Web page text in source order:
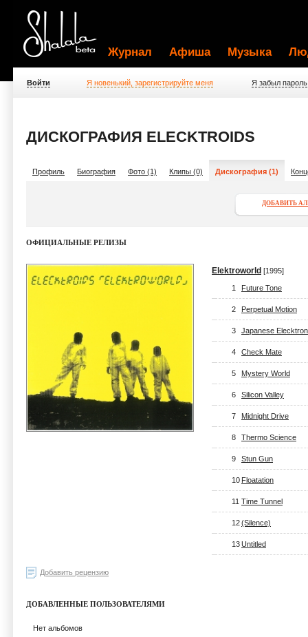
Журнал Афиша Музыка
Войти Я новенький, зарегистрируйте меня Я забыл пароль
ДИСКОГРАФИЯ ELECKTROIDS
Профиль Биография Фото (1) Клипы (0) Дискография (1)
ДОБАВИТЬ
ОФИЦИАЛЬНЫЕ РЕЛИЗЫ
Elektroworld [1995]
1 Future Tone
2 Perpetual Motion
3 Japanese
4 Check Mate
5 Mystery World
6 Silicon Valley
7 Midnight Drive
8 Thermo Science
9 Stun Gun
10 Floatation
11 Time Tunnel
12(Silence)
13Untitled
Добавить рецензию
ДОБАВЛЕННЫЕ ПОЛЬЗОВАТЕЛЯМИ
Нет альбомов